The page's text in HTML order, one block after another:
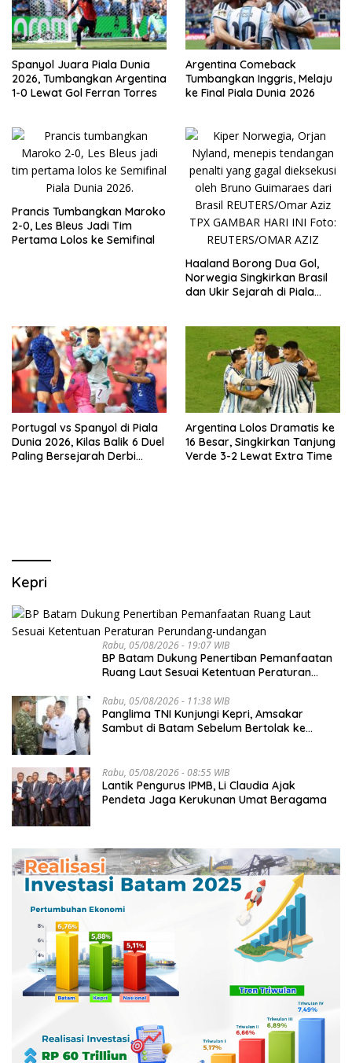
Spanyol Juara Piala Dunia
2026, Tumbangkan Argentina
1-0 Lewat Gol Ferran Torres
Argentina Comeback
Tumbangkan Inggris, Melaju
ke Final Piala Dunia 2026
Prancis Tumbangkan Maroko
2-0, Les Bleus Jadi Tim
Pertama Lolos ke Semifinal
Haaland Borong Dua Gol,
Norwegia Singkirkan Brasil
dan Ukir Sejarah di Piala
Portugal vs Spanyol di Piala
Dunia 2026, Kilas Balik 6 Duel
Paling Bersejarah Derbi
Argentina Lolos Dramatis ke
16 Besar, Singkirkan Tanjung
Verde 3-2 Lewat Extra Time
Kepri
Rabu, 05/08/2026 - 19:07 WIB
BP Batam Dukung Penertiban Pemanfaatan
Ruang Laut Sesuai Ketentuan Peraturan
Rabu, 05/08/2026 - 11:38 WIB
Panglima TNI Kunjungi Kepri, Amsakar
Sambut di Batam Sebelum Bertolak ke
Rabu, 05/08/2026 - 08:55 WIB
Lantik Pengurus IPMB, Li Claudia Ajak
Pendeta Jaga Kerukunan Umat Beragama